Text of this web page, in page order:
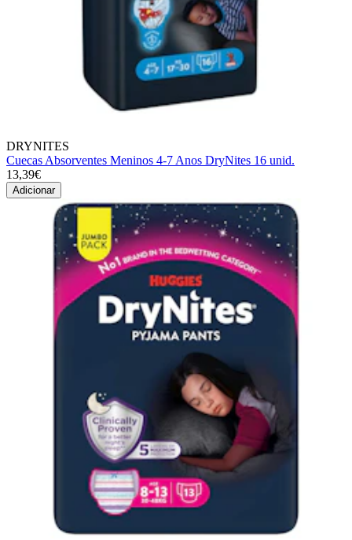
DRYNITES
Cuecas Absorventes Meninos 4-7 Anos DryNites 16 unid.
13,39€
Adicionar